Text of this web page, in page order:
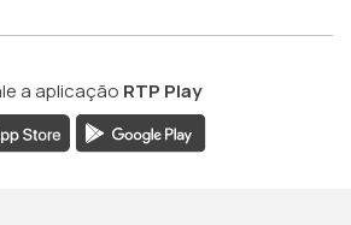
a aplicação RTP Play